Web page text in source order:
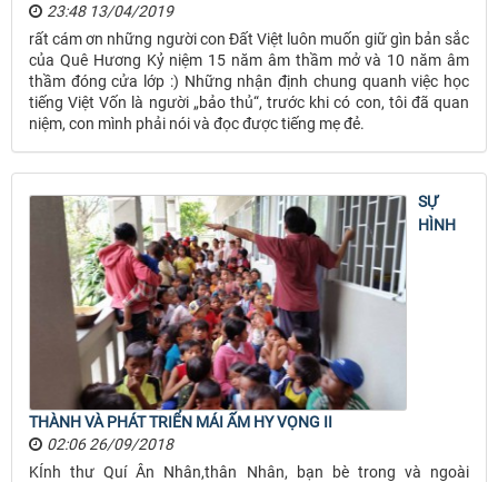
23:48 13/04/2019
rất cám ơn những người con Đất Việt luôn muốn giữ gìn bản sắc
của Quê Hương Kỷ niệm 15 năm âm thầm mở và 10 năm âm
thầm đóng cửa lớp :) Những nhận định chung quanh việc học
tiếng Việt Vốn là người „bảo thủ“, trước khi có con, tôi đã quan
niệm, con mình phải nói và đọc được tiếng mẹ đẻ.
SỰ
HÌNH
THÀNH VÀ PHÁT TRIỂN MÁI ẤM HY VỌNG II
02:06 26/09/2018
KÍnh thư Quí Ân Nhân,thân Nhân, bạn bè trong và ngoài